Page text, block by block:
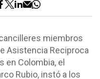
miembros
Asistencia Reciproca
en Colombia, el
Rubio, instó a los